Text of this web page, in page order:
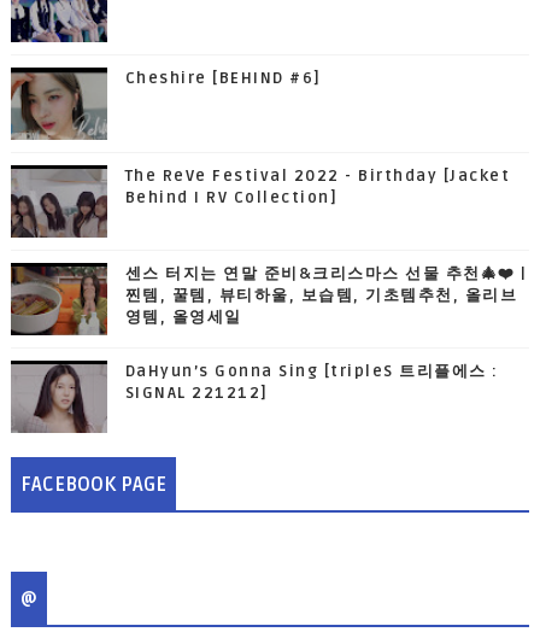
Cheshire [BEHIND #6]
The ReVe Festival 2022 - Birthday [Jacket
Behind I RV Collection]
센스 터지는 연말 준비&크리스마스 선물 추천🎄❤️ |
찐템, 꿀템, 뷰티하울, 보습템, 기초템추천, 올리브
영템, 올영세일
DaHyun’s Gonna Sing [tripleS 트리플에스 :
SIGNAL 221212]
FACEBOOK PAGE
@